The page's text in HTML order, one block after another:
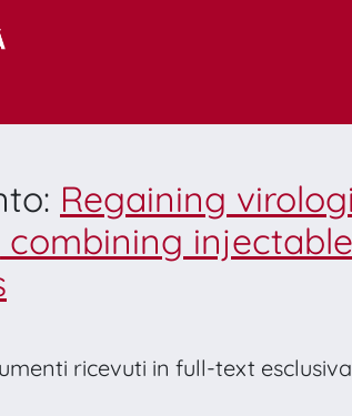
Regaining
combining
ricevuti in full-text